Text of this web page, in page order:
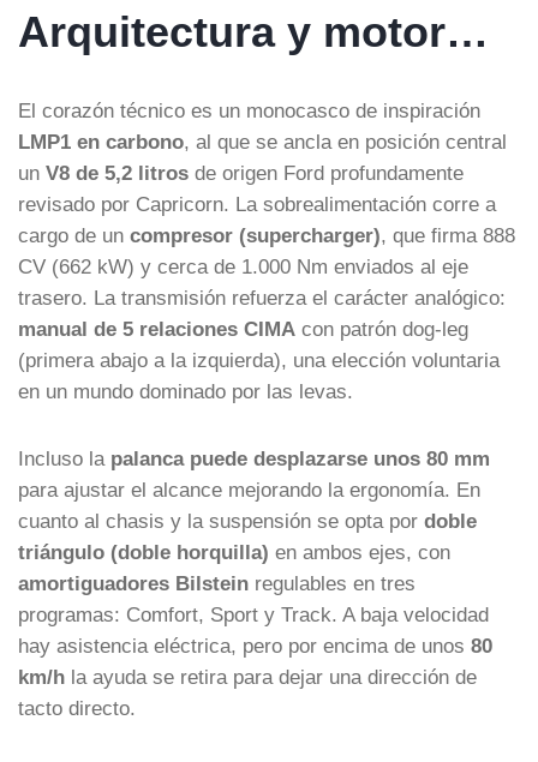
Arquitectura y motor…
El corazón técnico es un monocasco de inspiración
LMP1 en carbono, al que se ancla en posición central
un V8 de 5,2 litros de origen Ford profundamente
revisado por Capricorn. La sobrealimentación corre a
cargo de un compresor (supercharger), que firma 888
CV (662 kW) y cerca de 1.000 Nm enviados al eje
trasero. La transmisión refuerza el carácter analógico:
manual de 5 relaciones CIMA con patrón dog-leg
(primera abajo a la izquierda), una elección voluntaria
en un mundo dominado por las levas.
Incluso la palanca puede desplazarse unos 80 mm
para ajustar el alcance mejorando la ergonomía. En
cuanto al chasis y la suspensión se opta por doble
triángulo (doble horquilla) en ambos ejes, con
amortiguadores Bilstein regulables en tres
programas: Comfort, Sport y Track. A baja velocidad
hay asistencia eléctrica, pero por encima de unos 80
km/h la ayuda se retira para dejar una dirección de
tacto directo.